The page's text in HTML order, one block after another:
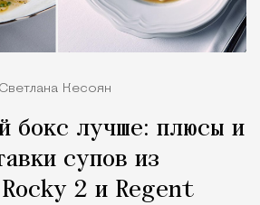
Светлана Кесоян
бокс лучше: плюсы и
супов из
2 и Regent